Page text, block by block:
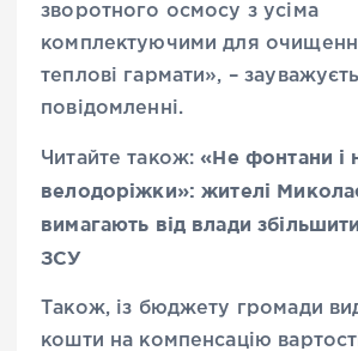
зворотного осмосу з усіма
комплектуючими для
теплові гармати», –
повідомленні.
Читайте також: «Не фонтани і
велодоріжки»: жителі
вимагають від влади
ЗСУ
Також, із бюджету громади
кошти на компенсацію